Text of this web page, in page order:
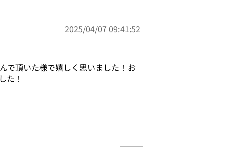
2025/04/07 09:41:52
で頂いた様で嬉しく思いました！お
た！